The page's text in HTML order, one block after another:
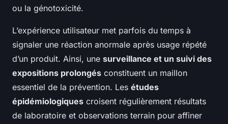
ou la génotoxicité.
L’expérience utilisateur met parfois du temps à
signaler une réaction anormale après usage répété
d’un produit. Ainsi, une surveillance et un suivi des
expositions prolongés constituent un maillon
essentiel de la prévention. Les études
épidémiologiques croisent régulièrement résultats
de laboratoire et observations terrain pour affiner